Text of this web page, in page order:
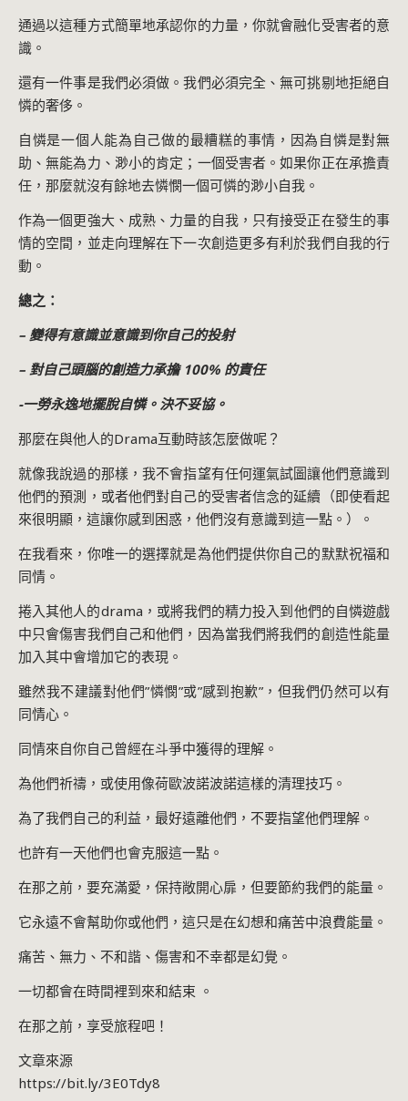
通過以這種方式簡單地承認你的力量，你就會融化受害者的意
識。
還有一件事是我們必須做。我們必須完全、無可挑剔地拒絕自
憐的奢侈。
自憐是一個人能為自己做的最糟糕的事情，因為自憐是對無
助、無能為力、渺小的肯定；一個受害者。如果你正在承擔責
任，那麼就沒有餘地去憐憫一個可憐的渺小自我。
作為一個更強大、成熟、力量的自我，只有接受正在發生的事
情的空間，並走向理解在下一次創造更多有利於我們自我的行
動。
總之：
– 變得有意識並意識到你自己的投射
– 對自己頭腦的創造力承擔 100% 的責任
-一勞永逸地擺脫自憐。決不妥協。
那麼在與他人的Drama互動時該怎麼做呢？
就像我說過的那樣，我不會指望有任何運氣試圖讓他們意識到
他們的預測，或者他們對自己的受害者信念的延續（即使看起
來很明顯，這讓你感到困惑，他們沒有意識到這一點。）。
在我看來，你唯一的選擇就是為他們提供你自己的默默祝福和
同情。
捲入其他人的drama，或將我們的精力投入到他們的自憐遊戲
中只會傷害我們自己和他們，因為當我們將我們的創造性能量
加入其中會增加它的表現。
雖然我不建議對他們”憐憫”或”感到抱歉”，但我們仍然可以有
同情心。
同情來自你自己曾經在斗爭中獲得的理解。
為他們祈禱，或使用像荷歐波諾波諾這樣的清理技巧。
為了我們自己的利益，最好遠離他們，不要指望他們理解。
也許有一天他們也會克服這一點。
在那之前，要充滿愛，保持敞開心扉，但要節約我們的能量。
它永遠不會幫助你或他們，這只是在幻想和痛苦中浪費能量。
痛苦、無力、不和諧、傷害和不幸都是幻覺。
一切都會在時間裡到來和結束 。
在那之前，享受旅程吧！
文章來源
https://bit.ly/3E0Tdy8